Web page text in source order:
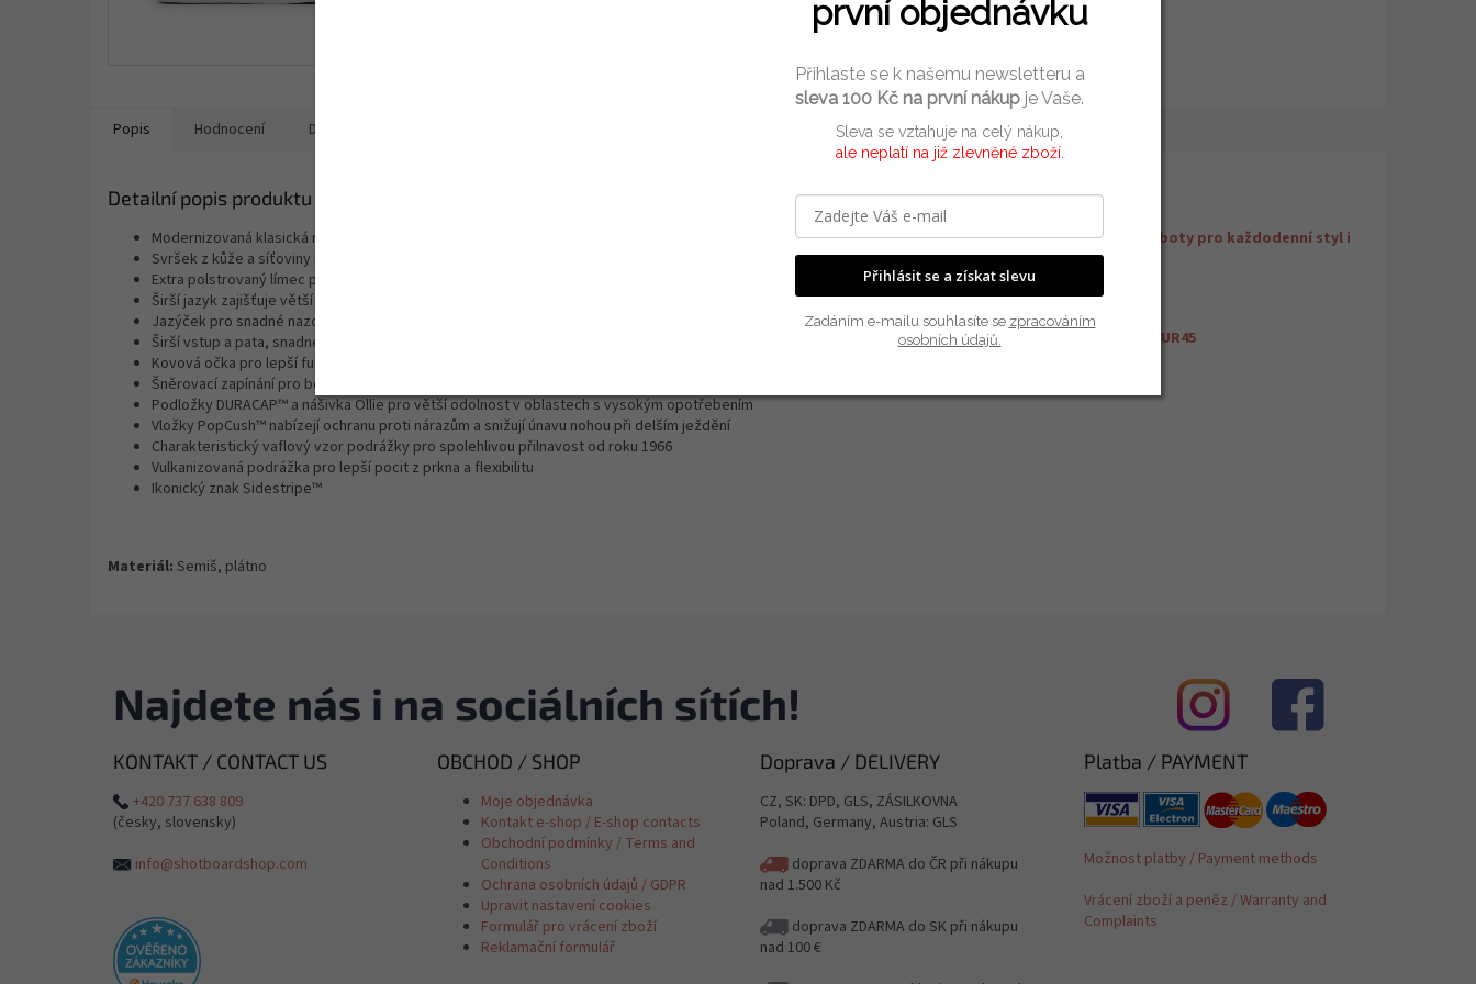
Popis Hodnocení Diskuze
Detailní popis produktu
Modernizovaná klasická nízká bota na skate
Svršek z kůže a síťoviny kombinuje odolnost s pohodlím
Extra polstrovaný límec pro vynikající oporu a pohodlí
Širší jazyk zajišťuje větší pohodlí a větší pokrytí
Jazýček pro snadné nazouvání a nastavení
Širší vstup a pata, snadné nazouvání a moderní vzhled
Kovová očka pro lepší funkčnost a propracovanost
Šněrovací zapínání pro bezpečné a nastavitelné uchycení
Podložky DURACAP™ a nášivka Ollie pro větší odolnost v oblastech s vysokým opotřebením
Vložky PopCush™ nabízejí ochranu proti nárazům a snižují únavu nohou při delším ježdění
Charakteristický vaflový vzor podrážky pro spolehlivou přilnavost od roku 1966
Vulkanizovaná podrážka pro lepší pocit z prkna a flexibilitu
Ikonický znak Sidestripe™
Materiál: Semiš, plátno
Doplňkové parametry
Skate a street boty pro každodenní styl i
jízdu
Záruka:
EAN
197804533688
Velikost
EUR45
Najdete nás i na sociálních sítích!
KONTAKT / CONTACT US
+420 737 638 809
(česky, slovensky)
info@shotboardshop.com
OBCHOD / SHOP
Moje objednávka
Kontakt e-shop / E-shop contacts
Obchodní podmínky / Terms and
Conditions
Ochrana osobních údajů / GDPR
Upravit nastavení cookies
Formulář pro vrácení zboží
Reklamační formulář
Doprava / DELIVERY
CZ, SK: DPD, GLS, ZÁSILKOVNA
Poland, Germany, Austria: GLS
doprava ZDARMA do ČR při nákupu
nad 1.500 Kč
doprava ZDARMA do SK při nákupu
nad 100 €
Platba / PAYMENT
Možnost platby / Payment methods
Vrácení zboží a peněz / Warranty and
Complaints
první objednávku
Přihlaste se k našemu newsletteru a
sleva 100 Kč na první nákup je Vaše.
Sleva se vztahuje na celý nákup,
ale neplatí na již zlevněné zboží.
Přihlásit se a získat slevu
Zadáním e-mailu souhlasíte se zpracováním
osobních údajů.